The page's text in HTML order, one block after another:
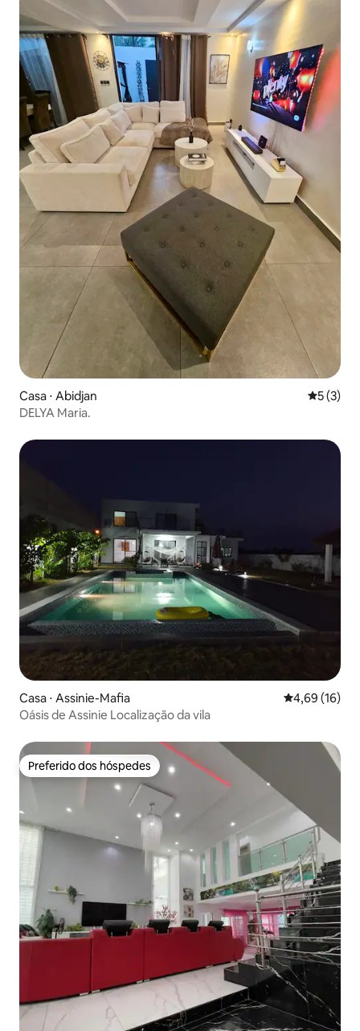
Casa ⋅ Abidjan 5 de
5 (3)
DELYA Maria.
Casa ⋅ Assinie-Mafia 4,69 de uma
4,69 (16)
Oásis de Assinie Localização da vila
Preferido dos hóspedes
Preferido dos hóspedes